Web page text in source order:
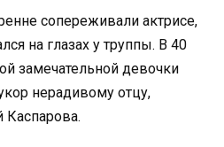
сопереживали актрисе,
на глазах у труппы. В 40
замечательной девочки
нерадивому отцу,
Каспарова.